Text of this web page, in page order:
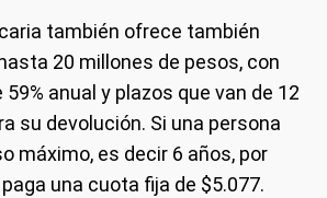
también ofrece también
20 millones de pesos, con
anual y plazos que van de 12
su devolución. Si una persona
máximo, es decir 6 años, por
una cuota fija de $5.077.